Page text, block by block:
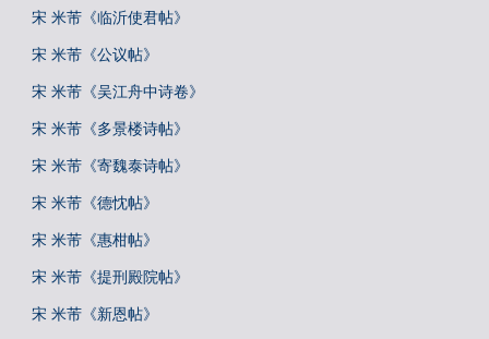
宋 米芾《临沂使君帖》
宋 米芾《公议帖》
宋 米芾《吴江舟中诗卷》
宋 米芾《多景楼诗帖》
宋 米芾《寄魏泰诗帖》
宋 米芾《德忱帖》
宋 米芾《惠柑帖》
宋 米芾《提刑殿院帖》
宋 米芾《新恩帖》